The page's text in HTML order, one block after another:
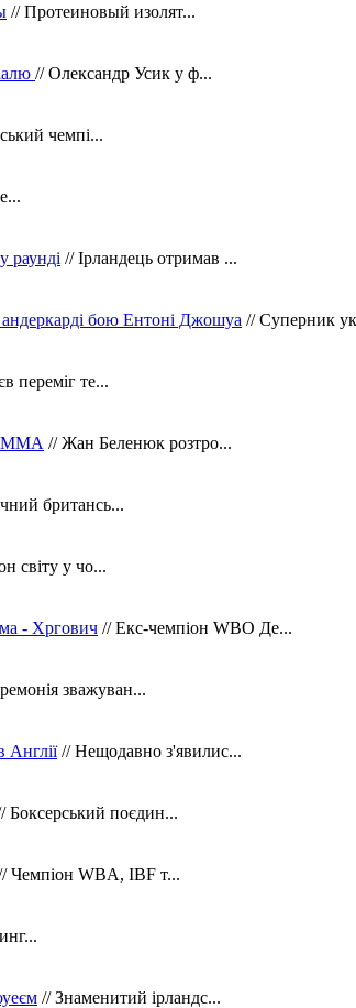
// Протеиновый изолят...
// Олександр Усик у ф...
чемпі...
раунді // Ірландець отримав ...
бою Ентоні Джошуа // Суперник
переміг те...
ММА // Жан Беленюк розтро...
британсь...
світу у чо...
- Хргович // Екс-чемпіон WBO Де...
зважуван...
// Нещодавно з'явилис...
Боксерський поєдин...
Чемпіон WBA, IBF т...
// Знаменитий ірландс...